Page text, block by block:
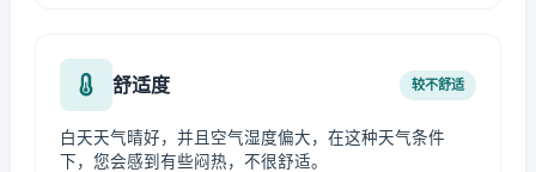
舒适度 较不舒适
白天天气晴好，并且空气湿度偏大，在这种天气条件
下，您会感到有些闷热，不很舒适。